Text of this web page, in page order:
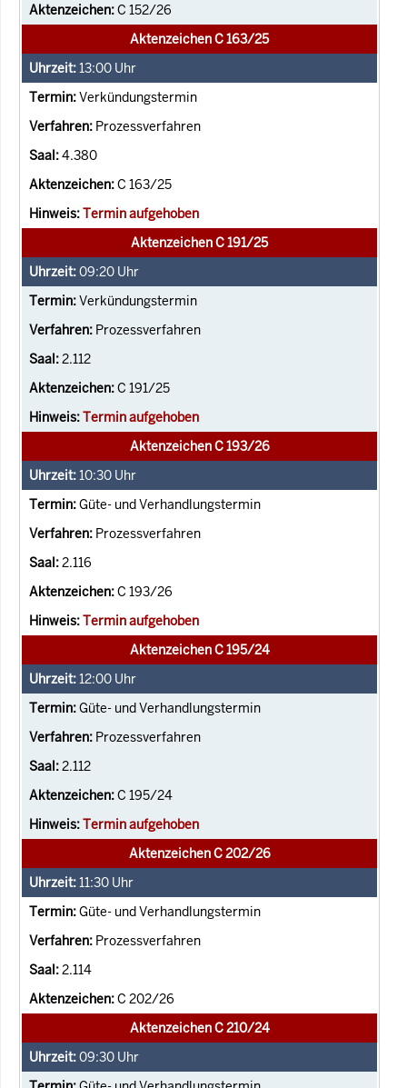
C 152/26
Aktenzeichen C 163/25
13:00 Uhr
Verkündungstermin
Prozessverfahren
4.380
C 163/25
Termin aufgehoben
Aktenzeichen C 191/25
09:20 Uhr
Verkündungstermin
Prozessverfahren
2.112
C 191/25
Termin aufgehoben
Aktenzeichen C 193/26
10:30 Uhr
Güte- und Verhandlungstermin
Prozessverfahren
2.116
C 193/26
Termin aufgehoben
Aktenzeichen C 195/24
12:00 Uhr
Güte- und Verhandlungstermin
Prozessverfahren
2.112
C 195/24
Termin aufgehoben
Aktenzeichen C 202/26
11:30 Uhr
Güte- und Verhandlungstermin
Prozessverfahren
2.114
C 202/26
Aktenzeichen C 210/24
09:30 Uhr